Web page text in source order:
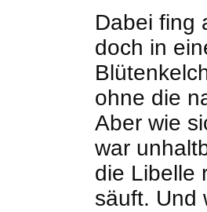
Dabei fing
doch in
ohne die
Aber wie
war
die Libelle
säuft. Und